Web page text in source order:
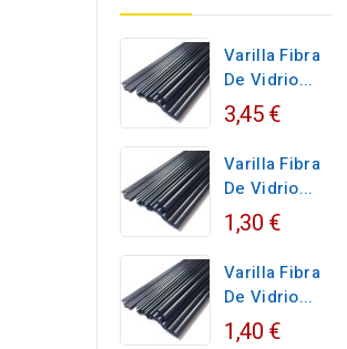
Varilla Fibra
De Vidrio...
3,45 €
Varilla Fibra
De Vidrio...
1,30 €
Varilla Fibra
De Vidrio...
1,40 €